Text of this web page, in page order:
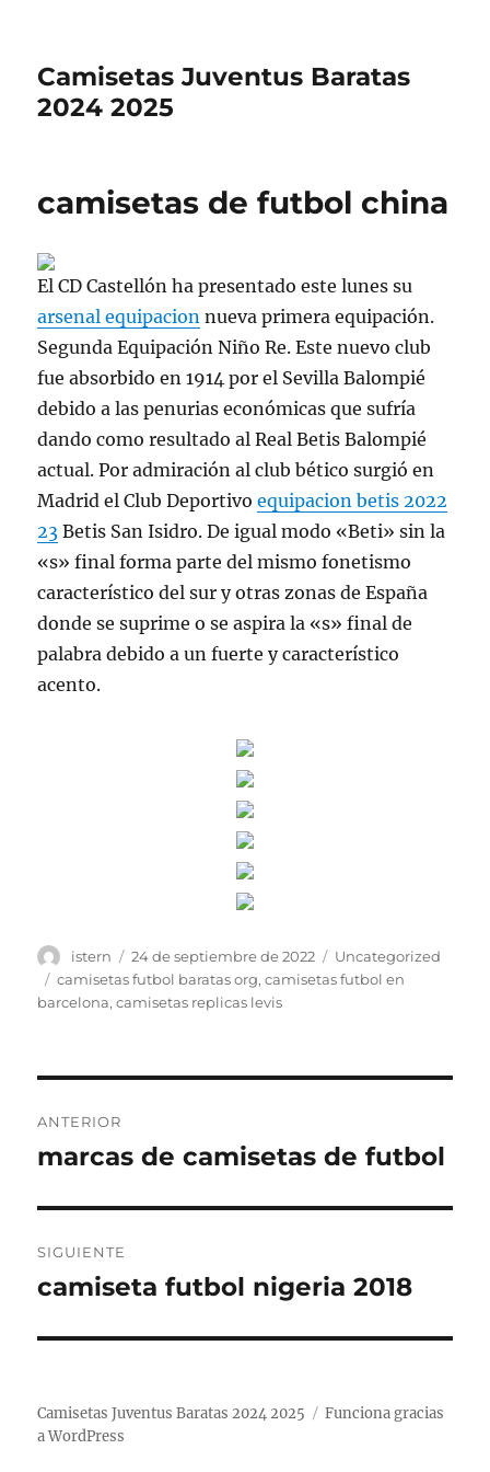
Camisetas Juventus Baratas
2024 2025
camisetas de futbol china
El CD Castellón ha presentado este lunes su
arsenal equipacion nueva primera equipación.
Segunda Equipación Niño Re. Este nuevo club
fue absorbido en 1914 por el Sevilla Balompié
debido a las penurias económicas que sufría
dando como resultado al Real Betis Balompié
actual. Por admiración al club bético surgió en
Madrid el Club Deportivoequipacion betis 2022
23 Betis San Isidro. De igual modo «Beti» sin la
«s» final forma parte del mismo fonetismo
característico del sur y otras zonas de España
donde se suprime o se aspira la «s» final de
palabra debido a un fuerte y característico
acento.
Autor
istern
Publicado
el
24 de septiembre de 2022 Categorías
Uncategorized
Etiquetas
camisetas futbol baratas org,camisetas futbol en
barcelona,camisetas replicas levis
de
ANTERIOR
Entrada
marcas de camisetas de futbol
SIGUIENTE
Entrada
camiseta futbol nigeria 2018
Camisetas Juventus Baratas 2024 2025
Funciona gracias
a WordPress